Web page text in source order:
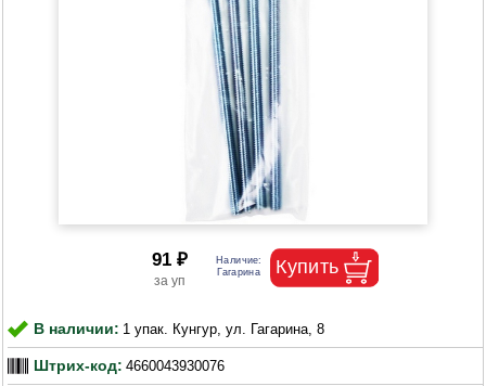
91 ₽
В наличии: 1 упак. Кунгур, ул. Гагарина, 8
Штрих-код: 4660043930076